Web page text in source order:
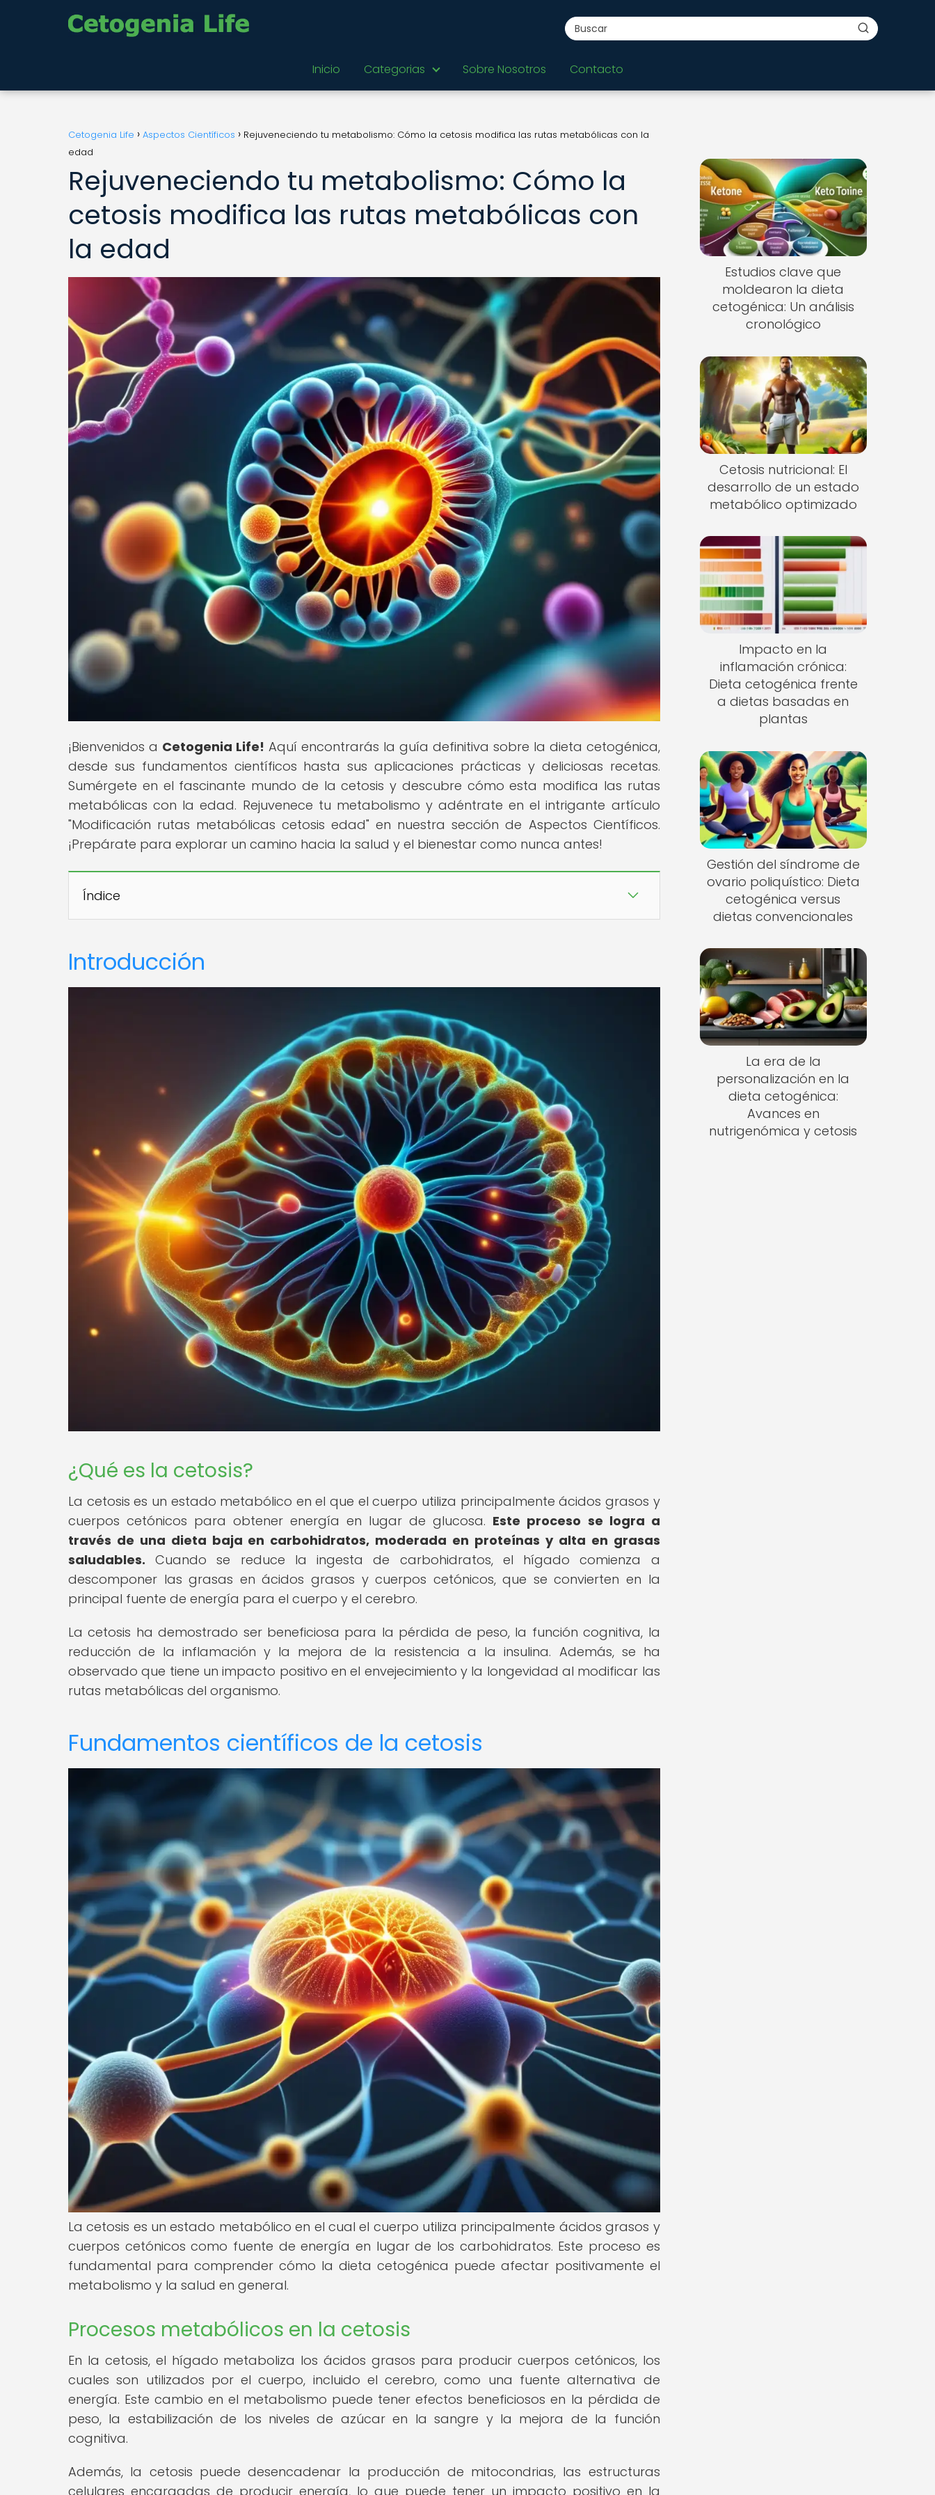
Inicio Categorias Sobre Nosotros Contacto
Cetogenia Life Aspectos Científicos
Rejuveneciendo tu metabolismo: Cómo la cetosis modifica las rutas metabólicas con la
edad
Rejuveneciendo tu metabolismo: Cómo la
cetosis modifica las rutas metabólicas con
la edad
¡Bienvenidos a Cetogenia Life! Aquí encontrarás la guía definitiva sobre la dieta cetogénica,
desde sus fundamentos científicos hasta sus aplicaciones prácticas y deliciosas recetas.
Sumérgete en el fascinante mundo de la cetosis y descubre cómo esta modifica las rutas
metabólicas con la edad. Rejuvenece tu metabolismo y adéntrate en el intrigante artículo
"Modificación rutas metabólicas cetosis edad" en nuestra sección de Aspectos Científicos.
¡Prepárate para explorar un camino hacia la salud y el bienestar como nunca antes!
Índice
Introducción
¿Qué es la cetosis?
La cetosis es un estado metabólico en el que el cuerpo utiliza principalmente ácidos grasos y
cuerpos cetónicos para obtener energía en lugar de glucosa. Este proceso se logra a
través de una dieta baja en carbohidratos, moderada en proteínas y alta en grasas
saludables. Cuando se reduce la ingesta de carbohidratos, el hígado comienza a
descomponer las grasas en ácidos grasos y cuerpos cetónicos, que se convierten en la
principal fuente de energía para el cuerpo y el cerebro.
La cetosis ha demostrado ser beneficiosa para la pérdida de peso, la función cognitiva, la
reducción de la inflamación y la mejora de la resistencia a la insulina. Además, se ha
observado que tiene un impacto positivo en el envejecimiento y la longevidad al modificar las
rutas metabólicas del organismo.
Fundamentos científicos de la cetosis
La cetosis es un estado metabólico en el cual el cuerpo utiliza principalmente ácidos grasos y
cuerpos cetónicos como fuente de energía en lugar de los carbohidratos. Este proceso es
fundamental para comprender cómo la dieta cetogénica puede afectar positivamente el
metabolismo y la salud en general.
Procesos metabólicos en la cetosis
En la cetosis, el hígado metaboliza los ácidos grasos para producir cuerpos cetónicos, los
cuales son utilizados por el cuerpo, incluido el cerebro, como una fuente alternativa de
energía. Este cambio en el metabolismo puede tener efectos beneficiosos en la pérdida de
peso, la estabilización de los niveles de azúcar en la sangre y la mejora de la función
cognitiva.
Además, la cetosis puede desencadenar la producción de mitocondrias, las estructuras
celulares encargadas de producir energía, lo que puede tener un impacto positivo en la
Estudios clave que
moldearon la dieta
cetogénica: Un análisis
cronológico
Cetosis nutricional: El
desarrollo de un estado
metabólico optimizado
Impacto en la
inflamación crónica:
Dieta cetogénica frente
a dietas basadas en
plantas
Gestión del síndrome de
ovario poliquístico: Dieta
cetogénica versus
dietas convencionales
La era de la
personalización en la
dieta cetogénica:
Avances en
nutrigenómica y cetosis